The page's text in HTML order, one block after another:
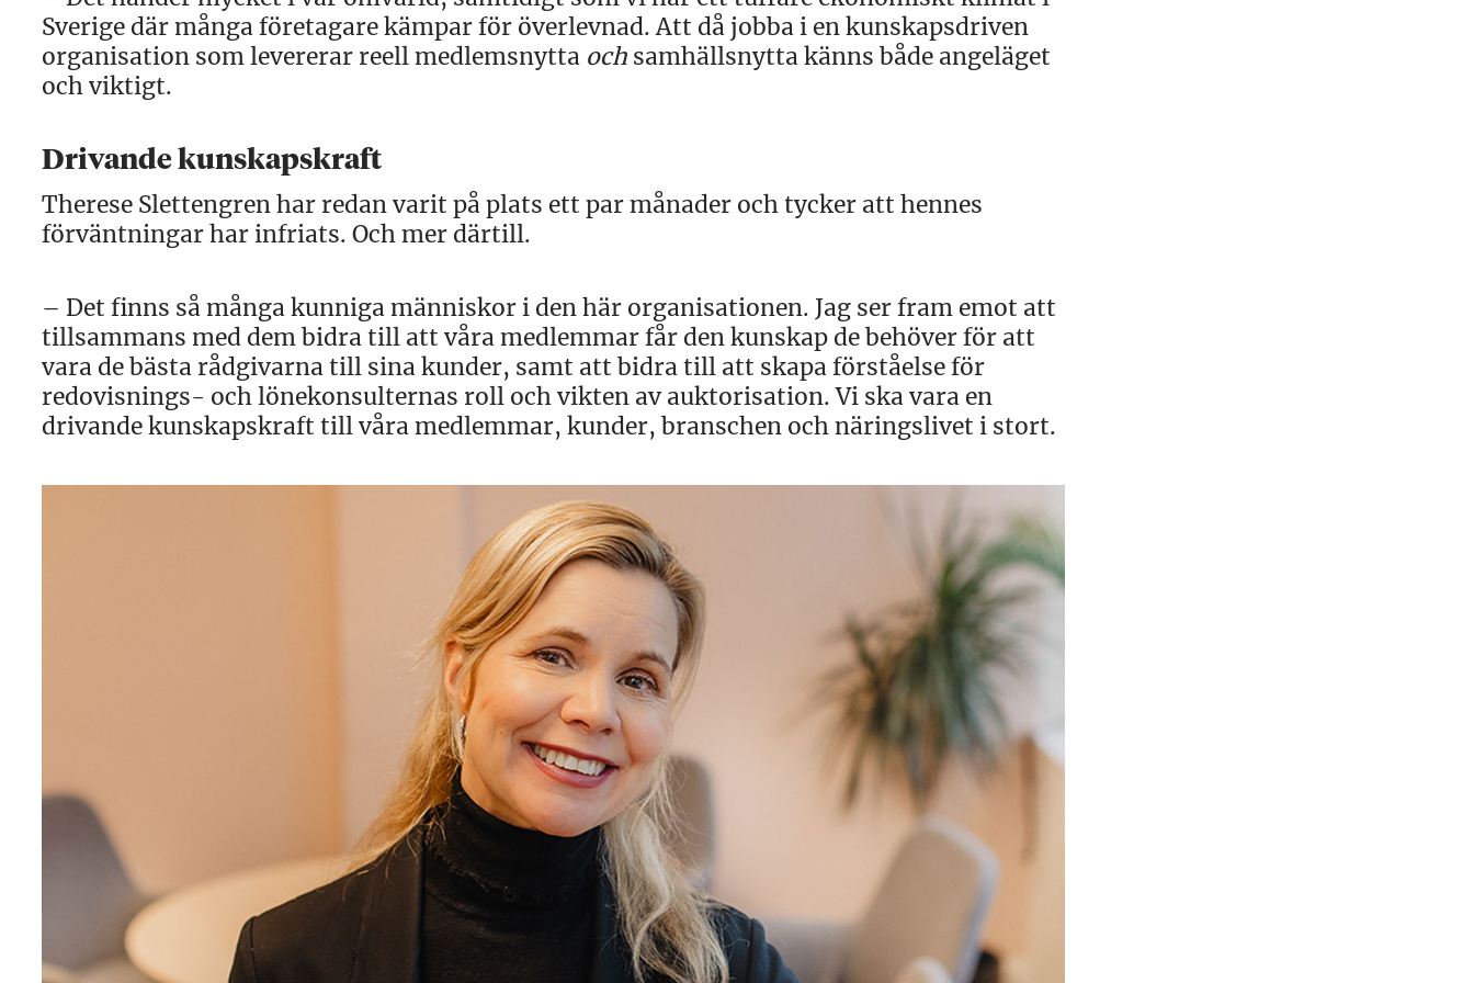
Sverige där många företagare kämpar för överlevnad. Att då jobba i en kunskapsdriven
organisation som levererar reell medlemsnytta och samhällsnytta känns både angeläget
och viktigt.
Drivande kunskapskraft
Therese Slettengren har redan varit på plats ett par månader och tycker att hennes
förväntningar har infriats. Och mer därtill.
– Det finns så många kunniga människor i den här organisationen. Jag ser fram emot att
tillsammans med dem bidra till att våra medlemmar får den kunskap de behöver för att
vara de bästa rådgivarna till sina kunder, samt att bidra till att skapa förståelse för
redovisnings- och lönekonsulternas roll och vikten av auktorisation. Vi ska vara en
drivande kunskapskraft till våra medlemmar, kunder, branschen och näringslivet i stort.